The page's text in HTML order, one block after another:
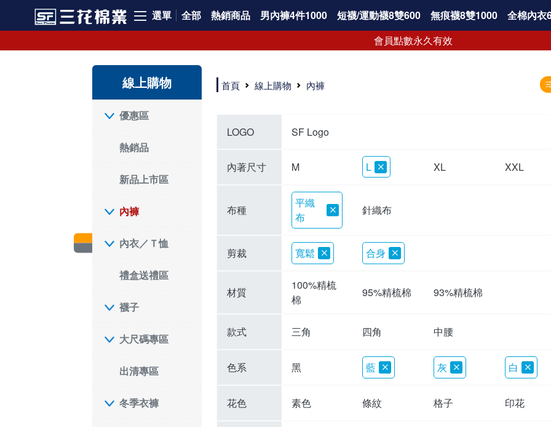
選單 全部 熱銷商品 男內褲4件1000 短襪/運動襪8雙600 無痕襪8雙1000 全棉內衣
會員點數永久有效
線上購物
優惠區
熱銷品
新品上市區
內褲
內衣／Ｔ恤
禮盒送禮區
襪子
大尺碼專區
出清專區
冬季衣褲
選擇內褲、平口褲、純棉內褲首重品質。舒適、透氣的內褲、平口褲、純棉內褲能影響健康，須謹慎挑選。三花內褲透氣不悶，值得信賴！
三花內褲、平口褲、純棉內褲50年來持續升級，符合人體工學設計，柔軟無勒痕的鬆緊帶。三花內褲是肌膚好友，口碑熱銷！
選擇內褲首重品質。三花內褲50年來不斷升級，證明其卓越品質。符合人體工學剪裁，柔軟無痕鬆緊帶，是必買首選。兼具品質與外型，與肌膚零感接觸，穿著舒適，看來有質感。三花內褲設計獨特，質料優良，專業剪裁，呵護肌膚。新鮮高品質棉材製成，多款選擇，耐洗耐穿，三花內褲絕對首選。
"內褲購買及使用經驗網友來信分享 近年來，我經常在大型連鎖賣場如佳瑪、美華泰等地看到三花內褲的展示。最近一兩年，甚至百貨公司及街頭店鋪都開始大量出現三花專櫃或專賣店。我猜測，這應該是三花在營運策略上的調整，才使得這些改變成為現實。 本來，三花內褲一直是消費者選購內褲時的熱門選項之一。內褲櫃點的增多使我更加注意到這個品牌，因此我在選購內褲時，特意多研究了一下三花內褲的設計。 先從內褲外層包裝談起，有些內褲有PP袋包裝，有些則沒有。雖然這是一件小事，但我發現朋友們中有人會介意內褲包裝沒有PP袋。他們認為沒有PP袋會使包裝不夠精美。對我來說，有PP袋確實能提升包裝的精緻度，但內褲不裝PP袋其實也算是環保。所以，這就看每個人對內褲包裝的需求和感受了。 每次購買內褲時，我都會特別帶一件五片式剪裁的內褲。三花的平口內褲被稱為全國第一件五片式剪裁內褲，這話應該不是隨便說說的，畢竟三花是一個擁有超過50年歷史的老品牌，專注於研發和改良內褲。當初，我覺得這種設計有些花俏，只是圖個新鮮買來試試，結果發現內褲多一片真的有其優勢，尤其是減少了內褲卡屁的次數。雖然這個狀況不可能完全消失，但大大增加了穿著的舒適度。 三花內褲的價格也在我能接受的範圍內，因此它逐漸成為我的心頭好。此外，內褲選購時的另一個重要因素是鬆緊帶。看內褲是否舊了，第一眼通常看鬆緊帶。故意或不小心露出內褲褲頭的時候，印象分數也是由鬆緊帶決定的。 很多內褲品牌強調鬆緊帶的造型及花樣，這類內褲非常適合一些特殊場合，如單身聯誼或約會時穿著，能夠加分不少。日常使用的內褲則建議選擇鬆緊帶不易鬆垮的，花樣其次。三花特別強調內褲鬆緊帶的耐洗度，而其他品牌鮮少提及這一點。 分場合選擇內褲是我的習慣。特殊場合內褲要講究一點，但平日則需要選擇鬆緊帶有保障的內褲。畢竟，內褲是每天陪伴我們超過12個小時的衣物，找到適合自己且耐洗耐穿高CP值的內褲才是最明智的選擇。 內褲畢竟是消耗品，定期更換非常重要。如果內褲沾染到髒污或處於潮濕的環境，就不應該撐太久。這是因為內褲長期接觸身體的重要部位，所以選擇和保養都要謹慎。 以上是我個人的內褲使用分享，並非業配，不代表任何人的立場。內褲還是要以自身體驗最為準確。希望大家都能找到適合自己的內褲，並多多支持台灣品牌。"
首頁 線上購物 內褲
LOGO SF Logo
內著尺寸 M L XL XXL
布種
平織
布
針織布
剪裁 寬鬆 合身
材質
100%精梳
棉
95%精梳棉 93%精梳棉
款式 三角 四角 中腰
色系 黑 藍 灰 白
花色 素色 條紋 格子 印花